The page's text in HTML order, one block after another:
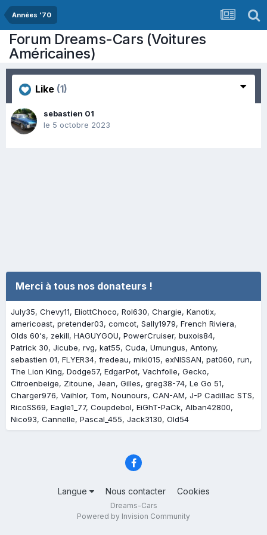
Années '70
Forum Dreams-Cars (Voitures
Américaines)
Like (1)
sebastien 01
le 5 octobre 2023
Merci à tous nos donateurs !
July35 Chevy11 EliottChoco Rol630 Chargie Kanotix
americoast pretender03 comcot Sally1979 French Riviera
Olds 60's
zekill HAGUYGOU PowerCruiser buxois84
Patrick 30 Jicube rvg kat55 Cuda Umungus Antony
sebastien 01 FLYER34 fredeau miki015 exNISSAN pat060 run
The Lion King Dodge57 EdgarPot Vachfolle Gecko
Citroenbeige
Zitoune Jean Gilles greg38-74 Le Go 51
Charger976 Vaihlor Tom Nounours CAN-AM J-P Cadillac STS
RicoSS69 Eagle1_77 Coupdebol EiGhT-PaCk Alban42800
Nico93 Cannelle Pascal_455 Jack3130 Old54
Langue Nous contacter Cookies
Dreams-Cars
Powered by Invision Community